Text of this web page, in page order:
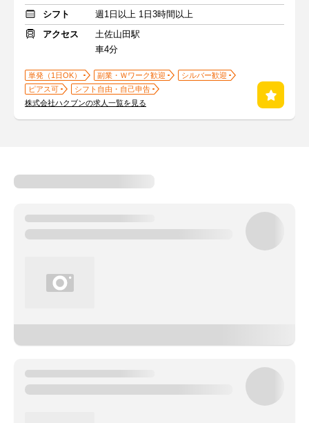
シフト
週1日以上 1日3時間以上
アクセス
土佐山田駅
車4分
単発（1日OK） 副業・Ｗワーク歓迎
シルバー歓迎
ピアス可
シフト自由・自己申告
株式会社ハクブンの求人一覧を見る